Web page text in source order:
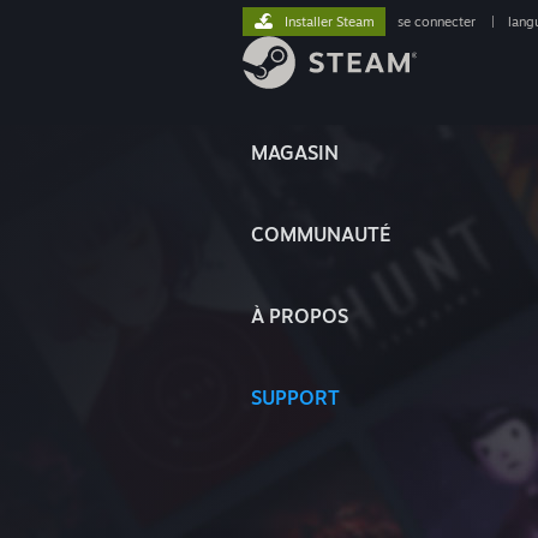
MAGASIN
COMMUNAUTÉ
À PROPOS
SUPPORT
Installer Steam se connecter